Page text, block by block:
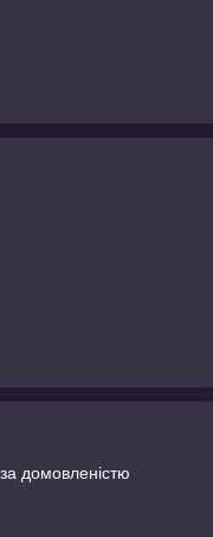
домовленістю